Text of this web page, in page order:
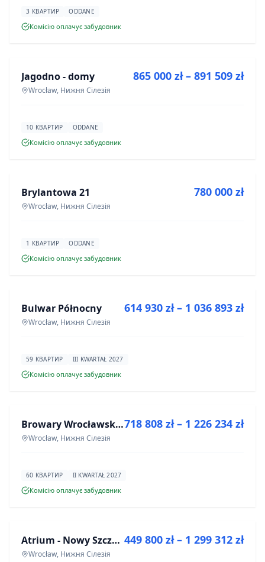
3 КВАРТИР ODDANE
Комісію оплачує забудовник
ІНВЕСТИЦІЯ
Jagodno - domy
Wrocław, Нижня Сілезія
865 000 zł – 891 509 zł
10 КВАРТИР ODDANE
Комісію оплачує забудовник
ІНВЕСТИЦІЯ
Brylantowa 21
Wrocław, Нижня Сілезія
780 000 zł
1 КВАРТИР ODDANE
Комісію оплачує забудовник
ІНВЕСТИЦІЯ
Bulwar Północny
Wrocław, Нижня Сілезія
614 930 zł – 1 036 893 zł
59 КВАРТИР III KWARTAŁ 2027
Комісію оплачує забудовник
ІНВЕСТИЦІЯ Browary Wrocławskie bud BR1, BR2
Wrocław, Нижня Сілезія
718 808 zł – 1 226 234 zł
60 КВАРТИР II KWARTAŁ 2027
Комісію оплачує забудовник
ІНВЕСТИЦІЯ Atrium - Nowy Szczepin
Wrocław, Нижня Сілезія
449 800 zł – 1 299 312 zł